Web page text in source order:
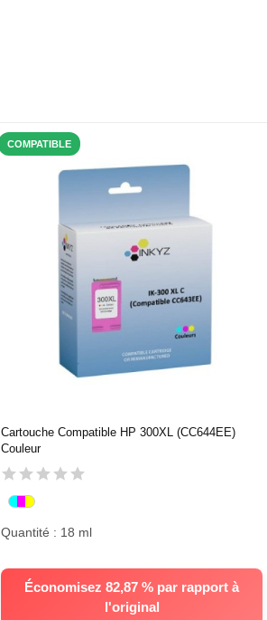
COMPATIBLE
Cartouche Compatible HP 300XL (CC644EE)
Couleur
Économisez 82,87 % par rapport à
l'original
Quantité : 18 ml